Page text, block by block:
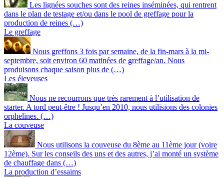
Les lignées souches sont des reines inséminées, qui rentrent
dans le plan de testage et/ou dans le pool de greffage pour la
production de reines (…)
Le greffage
Nous greffons 3 fois par semaine, de la fin-mars à la mi-
septembre, soit environ 60 matinées de greffage/an. Nous
produisons chaque saison plus de (…)
Les éleveuses
Nous ne recourrons que très rarement à l’utilisation de
starter. A tord peut-être ! Jusqu’en 2010, nous utilisions des colonies
orphelines. (…)
La couveuse
Nous utilisons la couveuse du 8ème au 11ème jour (voire
12ème). Sur les conseils des uns et des autres, j’ai monté un système
de chauffage dans (…)
La production d’essaims